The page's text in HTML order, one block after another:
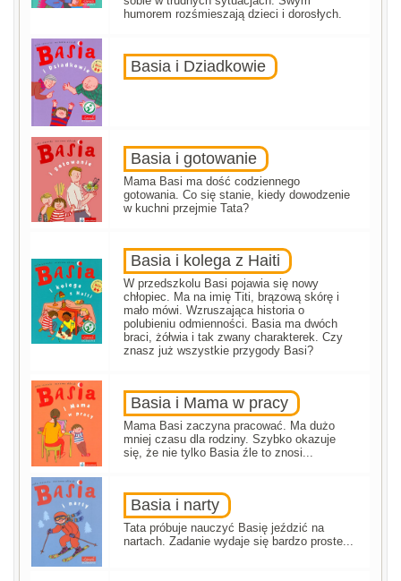
humorem rozśmieszają dzieci i dorosłych.
Basia i Dziadkowie
Basia i gotowanie
Mama Basi ma dość codziennego
gotowania. Co się stanie, kiedy dowodzenie
w kuchni przejmie Tata?
Basia i kolega z Haiti
W przedszkolu Basi pojawia się nowy
chłopiec. Ma na imię Titi, brązową skórę i
mało mówi. Wzruszająca historia o
polubieniu odmienności. Basia ma dwóch
braci, żółwia i tak zwany charakterek. Czy
znasz już wszystkie przygody Basi?
Basia i Mama w pracy
Mama Basi zaczyna pracować. Ma dużo
mniej czasu dla rodziny. Szybko okazuje
się, że nie tylko Basia źle to znosi...
Basia i narty
Tata próbuje nauczyć Basię jeździć na
nartach. Zadanie wydaje się bardzo proste...